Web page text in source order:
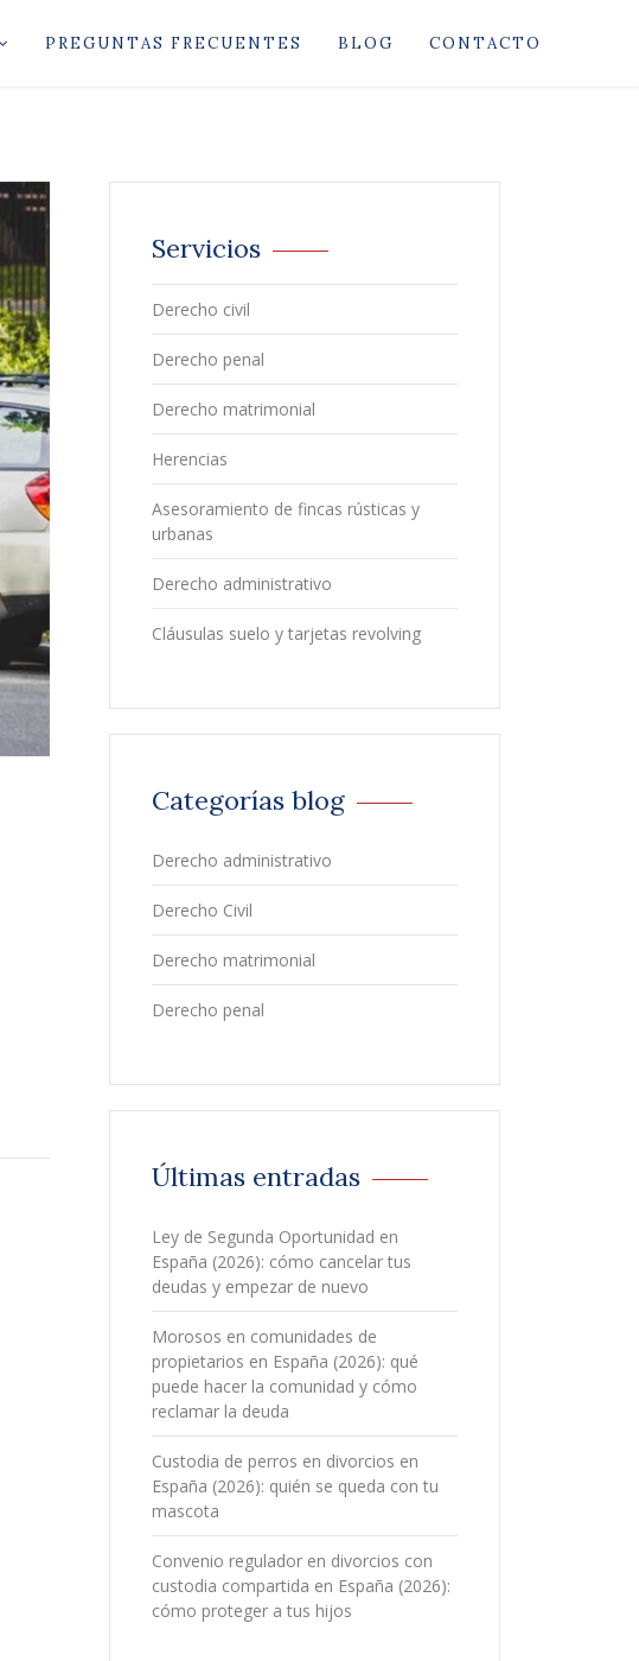
PREGUNTAS FRECUENTES BLOG CONTACTO
Servicios
Derecho civil
Derecho penal
Derecho matrimonial
Herencias
Asesoramiento de fincas rústicas y
urbanas
Derecho administrativo
Cláusulas suelo y tarjetas revolving
Categorías blog
Derecho administrativo
Derecho Civil
Derecho matrimonial
Derecho penal
Últimas entradas
Ley de Segunda Oportunidad en
España (2026): cómo cancelar tus
deudas y empezar de nuevo
Morosos en comunidades de
propietarios en España (2026): qué
puede hacer la comunidad y cómo
reclamar la deuda
Custodia de perros en divorcios en
España (2026): quién se queda con tu
mascota
Convenio regulador en divorcios con
custodia compartida en España (2026):
cómo proteger a tus hijos